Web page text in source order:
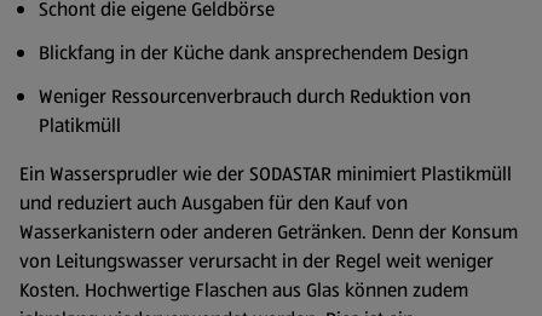
Schont die eigene Geldbörse
Blickfang in der Küche dank ansprechendem Design
Weniger Ressourcenverbrauch durch Reduktion von
Platikmüll
Ein Wassersprudler wie der SODASTAR minimiert Plastikmüll
und reduziert auch Ausgaben für den Kauf von
Wasserkanistern oder anderen Getränken. Denn der Konsum
von Leitungswasser verursacht in der Regel weit weniger
Kosten. Hochwertige Flaschen aus Glas können zudem